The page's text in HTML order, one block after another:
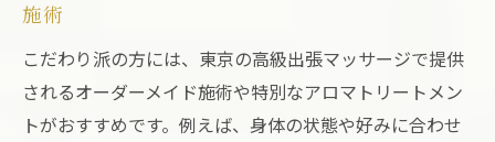
施術
こだわり派の方には、東京の高級出張マッサージで提供
されるオーダーメイド施術や特別なアロマトリートメン
トがおすすめです。例えば、身体の状態や好みに合わせ